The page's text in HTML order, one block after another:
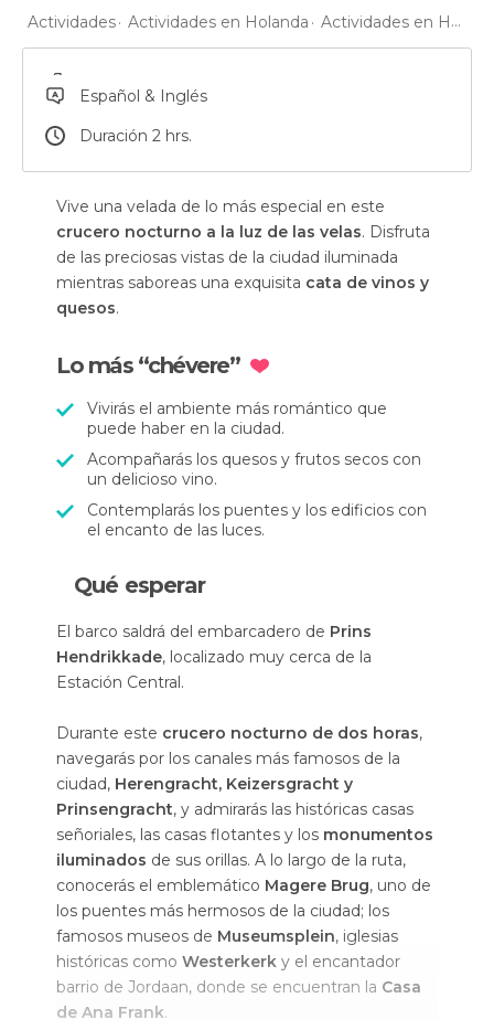
Actividades Actividades en Holanda Actividades en Holanda Septentrional
Español & Inglés
Duración 2 hrs.
Vive una velada de lo más especial en este
crucero nocturno a la luz de las velas. Disfruta
de las preciosas vistas de la ciudad iluminada
mientras saboreas una exquisita cata de vinos y
quesos.
Lo más “chévere”
Vivirás el ambiente más romántico que
puede haber en la ciudad.
Acompañarás los quesos y frutos secos con
un delicioso vino.
Contemplarás los puentes y los edificios con
el encanto de las luces.
Qué esperar
El barco saldrá del embarcadero de Prins
Hendrikkade, localizado muy cerca de la
Estación Central.
Durante este crucero nocturno de dos horas,
navegarás por los canales más famosos de la
ciudad, Herengracht, Keizersgracht y
Prinsengracht, y admirarás las históricas casas
señoriales, las casas flotantes y los monumentos
iluminados de sus orillas. A lo largo de la ruta,
conocerás el emblemático Magere Brug, uno de
los puentes más hermosos de la ciudad; los
famosos museos de Museumsplein, iglesias
históricas como Westerkerk y el encantador
barrio de Jordaan, donde se encuentran la Casa
de Ana Frank.